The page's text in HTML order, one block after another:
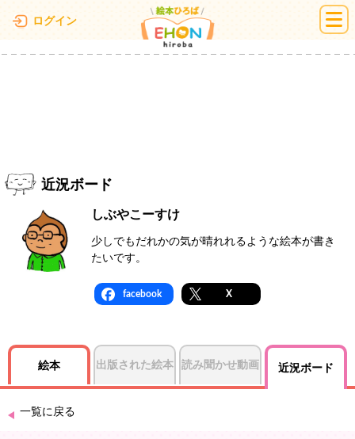
ログイン 絵本ひろば
近況ボード
しぶやこーすけ
少しでもだれかの気が晴れれるような絵本が書き
たいです。
facebook X
絵本 出版された絵本 読み聞かせ動画 近況ボード
一覧に戻る